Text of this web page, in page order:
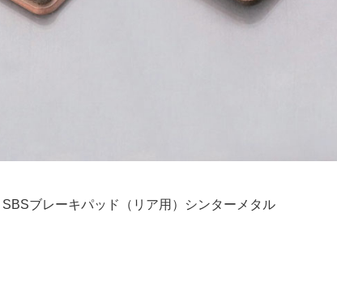
SBSブレーキパッド（リア用）シンターメタル